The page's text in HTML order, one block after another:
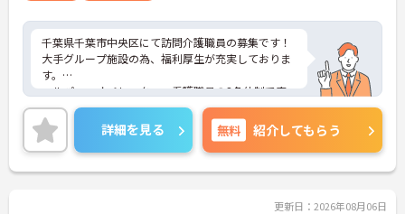
千葉県千葉市中央区にて訪問介護職員の募集です！
大手グループ施設の為、福利厚生が充実しておりま
す。
ヘルパー・オペレーター・看護職員の3名体制で安
心して業務ができます。日勤のみでリフレッシュ休
暇もありプライベートとの両立も可能♪
社内研修制度も充実しており、キャリアアップを目
指す方にもおすすめです。
ご興味のある方には、面接対策ポイントなどさらに
詳細を見る 無料 紹介してもらう
更新日：2026年08月06日